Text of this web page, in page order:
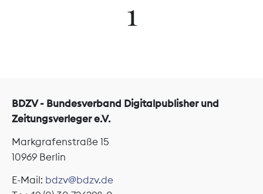
1
BDZV - Bundesverband Digitalpublisher und
Zeitungsverleger e.V.
Markgrafenstraße 15
10969 Berlin
E-Mail: bdzv@bdzv.de